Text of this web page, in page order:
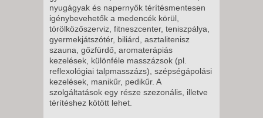
VASÁRNAP -
8 NAP / 7 ÉJSZAKA
2026. OKTÓBER 14., SZERDA -
8 NAP / 7 ÉJSZAKA
nyugágyak és napernyők térítésmentesen
igénybevehetők a medencék körül,
törölközőszerviz, fitneszcenter, teniszpálya,
gyermekjátszótér, biliárd, asztalitenisz
szauna, gőzfürdő, aromaterápiás
kezelések, különféle masszázsok (pl.
reflexológiai talpmasszázs), szépségápolási
kezelések, manikűr, pedikűr. A
szolgáltatások egy része szezonális, illetve
térítéshez kötött lehet.